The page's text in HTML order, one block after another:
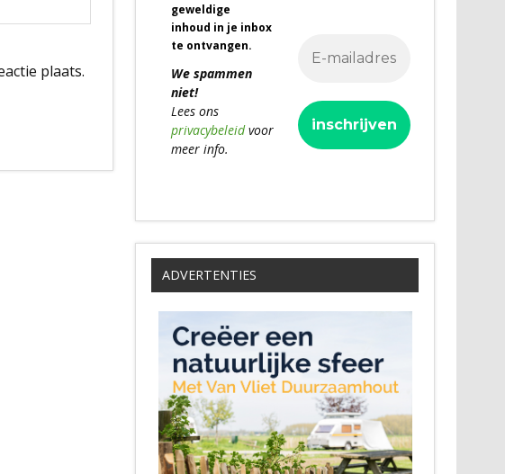
plaats.
geweldige
inhoud in je inbox
te ontvangen.
We spammen
niet!
Lees ons
privacybeleidvoor
meer info.
ADVERTENTIES